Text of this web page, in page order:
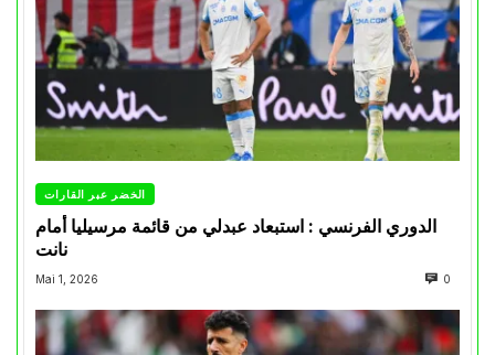
الخضر عبر القارات
الدوري الفرنسي : استبعاد عبدلي من قائمة مرسيليا أمام
نانت
Mai 1, 2026 0